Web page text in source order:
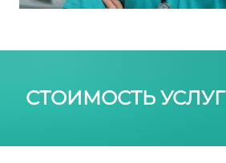
СТОИМОСТЬ УСЛУГ